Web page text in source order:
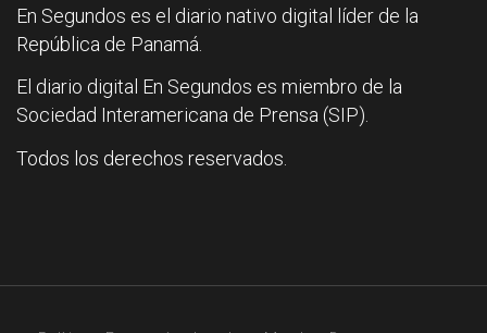
En Segundos es el diario nativo digital líder de la
República de Panamá.
El diario digital En Segundos es miembro de la
Sociedad Interamericana de Prensa (SIP).
Todos los derechos reservados.